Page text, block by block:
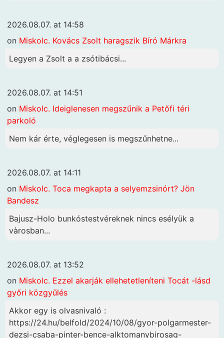
2026.08.07. at 14:58
on Miskolc. Kovács Zsolt haragszik Bíró Márkra
Legyen a Zsolt a a zsótibácsi...
2026.08.07. at 14:51
on Miskolc. Ideiglenesen megszűnik a Petőfi téri
parkoló
Nem kár érte, véglegesen is megszűnhetne...
2026.08.07. at 14:11
on Miskolc. Toca megkapta a selyemzsinórt? Jön
Bandesz
Bajusz-Holo bunkóstestvéreknek nincs esélyük a
vàrosban...
2026.08.07. at 13:52
on Miskolc. Ezzel akarják ellehetetleníteni Tocát -lásd
győri közgyűlés
Akkor egy is olvasnivaló :
https://24.hu/belfold/2024/10/08/gyor-polgarmester-
dezsi-csaba-pinter-bence-alktomanybirosag-